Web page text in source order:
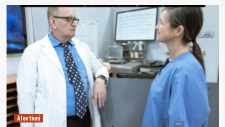
Ce
hemoroizii
cum
pot
tratați?
Afectiuni